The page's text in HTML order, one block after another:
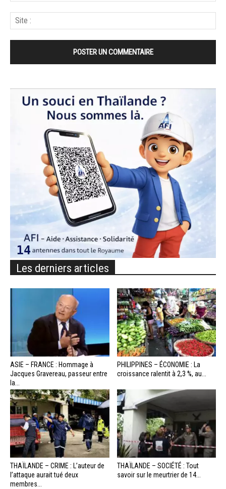
Les derniers articles
ASIE – FRANCE : Hommage à
Jacques Gravereau, passeur entre
la...
PHILIPPINES – ÉCONOMIE : La
croissance ralentit à 2,3 %, au...
THAÏLANDE – CRIME : L’auteur de
l’attaque aurait tué deux
membres...
THAÏLANDE – SOCIÉTÉ : Tout
savoir sur le meurtrier de 14...